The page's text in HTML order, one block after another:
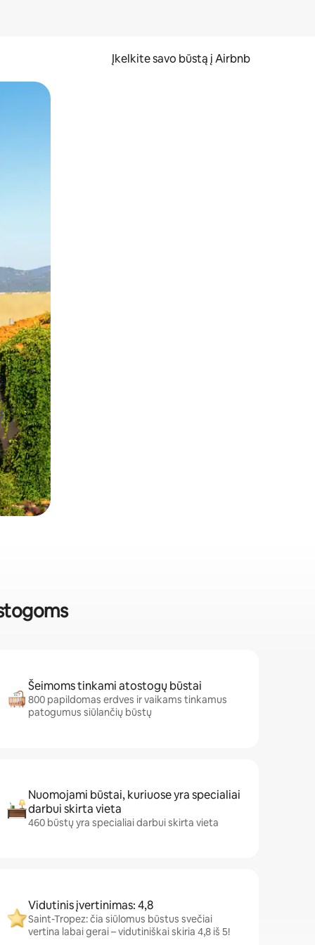
Įkelkite savo būstą į Airbnb
ekraną.
Šeimoms tinkami atostogų būstai
800 papildomas erdves ir vaikams tinkamus
patogumus siūlančių būstų
Nuomojami būstai, kuriuose yra specialiai
darbui skirta vieta
460 būstų yra specialiai darbui skirta vieta
Vidutinis įvertinimas: 4,8
Saint-Tropez: čia siūlomus būstus svečiai
vertina labai gerai – vidutiniškai skiria 4,8 iš 5!